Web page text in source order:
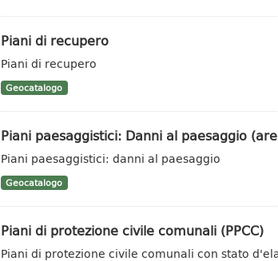
Piani di recupero
Piani di recupero
Geocatalogo
Piani paesaggistici: Danni al paesaggio
Piani paesaggistici: danni al paesaggio
Geocatalogo
Piani di protezione civile comunali (PPCC)
Piani di protezione civile comunali con stato